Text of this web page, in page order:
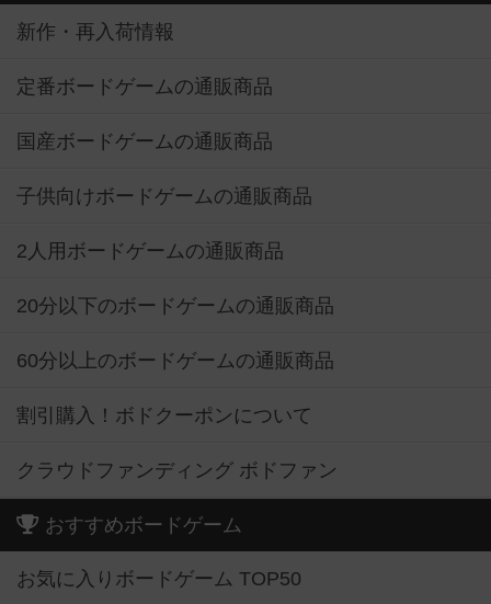
新作・再入荷情報
定番ボードゲームの通販商品
国産ボードゲームの通販商品
子供向けボードゲームの通販商品
2人用ボードゲームの通販商品
20分以下のボードゲームの通販商品
60分以上のボードゲームの通販商品
割引購入！ボドクーポンについて
クラウドファンディング ボドファン
おすすめボードゲーム
お気に入りボードゲーム TOP50